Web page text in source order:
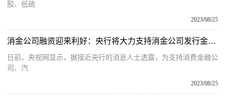
胶、低硫
2023/08/25
消金公司融资迎来利好：央行将大力支持消金公司发行金融债券
日前，央视网显示，据接近央行的消息人士透露，为支持消费金融公
司、汽
2023/08/25